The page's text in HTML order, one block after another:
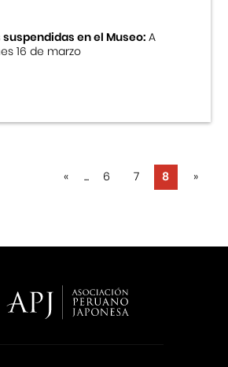
en el Museo:A
16 de marzo
« ... 6 7 8 »